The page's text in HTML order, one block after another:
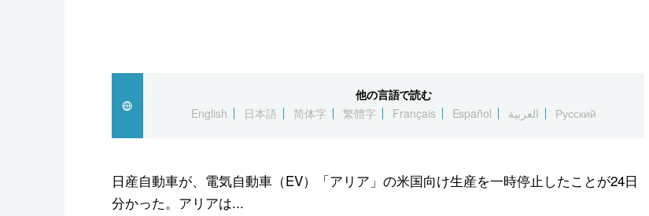
スポーツ・東京2020
他の言語で読む
English
日本語 简体字 繁體字 Français Español العربية Русский
日産自動車が、電気自動車（EV）「アリア」の米国向け生産を一時停止したことが24日
分かった。アリアは...